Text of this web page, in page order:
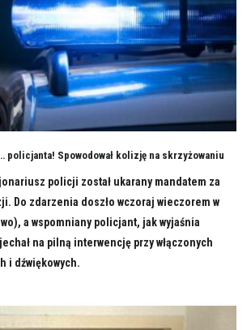
policjanta! Spowodował kolizję na skrzyżowaniu
policji został ukarany mandatem za
Do zdarzenia doszło wczoraj wieczorem w
a wspomniany policjant, jak wyjaśnia
na pilną interwencję przy włączonych
i dźwiękowych.